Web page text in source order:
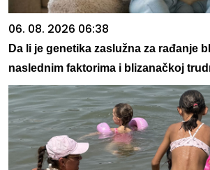
06. 08. 2026 06:38
Da li je genetika zaslužna za rađanje
naslednim faktorima i blizanačkoj